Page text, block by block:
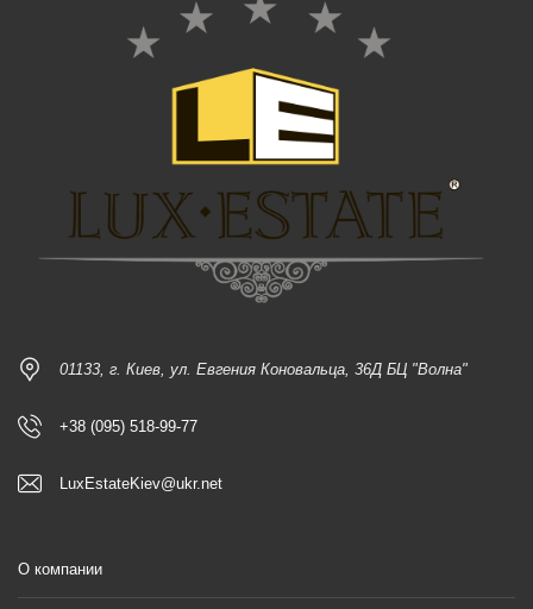
01133, г. Киев, ул. Евгения Коновальца, 36Д БЦ "Волна"
+38 (095) 518-99-77
LuxEstateKiev@ukr.net
О компании